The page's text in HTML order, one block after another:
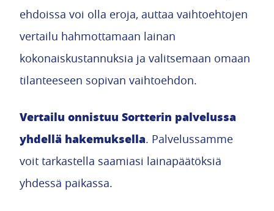
ehdoissa voi olla eroja, auttaa vaihtoehtojen
vertailu hahmottamaan lainan
kokonaiskustannuksia ja valitsemaan omaan
tilanteeseen sopivan vaihtoehdon.
Vertailu onnistuu Sortterin palvelussa
yhdellä hakemuksella. Palvelussamme
voit tarkastella saamiasi lainapäätöksiä
yhdessä paikassa.